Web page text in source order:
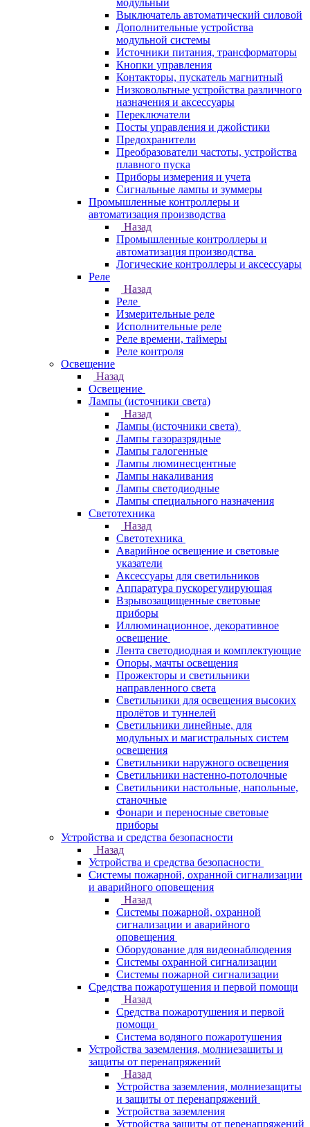
модульный
Выключатель автоматический силовой
Дополнительные устройства
модульной системы
Источники питания, трансформаторы
Кнопки управления
Контакторы, пускатель магнитный
Низковольтные устройства различного
назначения и аксессуары
Переключатели
Посты управления и джойстики
Предохранители
Преобразователи частоты, устройства
плавного пуска
Приборы измерения и учета
Сигнальные лампы и зуммеры
Промышленные контроллеры и
автоматизация производства
Назад
Промышленные контроллеры и
автоматизация производства
Логические контроллеры и аксессуары
Реле
Назад
Реле
Измерительные реле
Исполнительные реле
Реле времени, таймеры
Реле контроля
Освещение
Назад
Освещение
Лампы (источники света)
Назад
Лампы (источники света)
Лампы газоразрядные
Лампы галогенные
Лампы люминесцентные
Лампы накаливания
Лампы светодиодные
Лампы специального назначения
Светотехника
Назад
Светотехника
Аварийное освещение и световые
указатели
Аксессуары для светильников
Аппаратура пускорегулирующая
Взрывозащищенные световые
приборы
Иллюминационное, декоративное
освещение
Лента светодиодная и комплектующие
Опоры, мачты освещения
Прожекторы и светильники
направленного света
Светильники для освещения высоких
пролётов и туннелей
Светильники линейные, для
модульных и магистральных систем
освещения
Светильники наружного освещения
Светильники настенно-потолочные
Светильники настольные, напольные,
станочные
Фонари и переносные световые
приборы
Устройства и средства безопасности
Назад
Устройства и средства безопасности
Системы пожарной, охранной сигнализации
и аварийного оповещения
Назад
Системы пожарной, охранной
сигнализации и аварийного
оповещения
Оборудование для видеонаблюдения
Системы охранной сигнализации
Системы пожарной сигнализации
Средства пожаротушения и первой помощи
Назад
Средства пожаротушения и первой
помощи
Система водяного пожаротушения
Устройства заземления, молниезащиты и
защиты от перенапряжений
Назад
Устройства заземления, молниезащиты
и защиты от перенапряжений
Устройства заземления
Устройства защиты от перенапряжений